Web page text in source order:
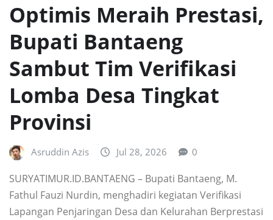
Optimis Meraih Prestasi,
Bupati Bantaeng
Sambut Tim Verifikasi
Lomba Desa Tingkat
Provinsi
Asruddin Azis Jul 28, 2026 0
SURYATIMUR.ID.BANTAENG – Bupati Bantaeng, M.
Fathul Fauzi Nurdin, menghadiri kegiatan Verifikasi
Lapangan Penjaringan Desa dan Kelurahan Berprestasi